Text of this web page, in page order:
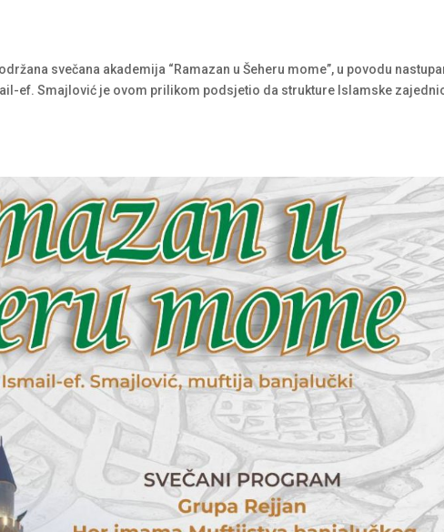
svečana akademija “Ramazan u Šeheru mome”, u povodu
ef. Smajlović je ovom prilikom podsjetio da strukture Islamske